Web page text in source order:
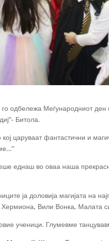
одбележа Меѓународниот ден
Битола.
царуваат фантастични и
еднаш во оваа наша
ја доловија магијата на
Вили Вонка, Малата
ученици. Глумевме